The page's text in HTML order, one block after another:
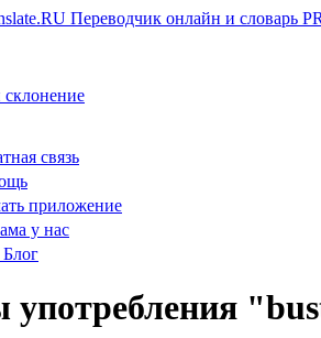
склонение
связь
приложение
у нас